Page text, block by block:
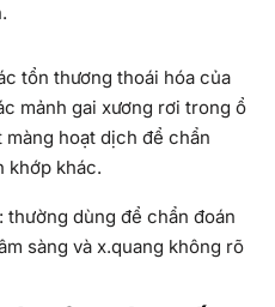
tổn thương thoái hóa của
mảnh gai xương rơi trong ổ
hoạt dịch để chẩn
khớp khác.
dùng để chẩn đoán
sàng và x.quang không rõ